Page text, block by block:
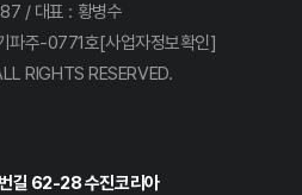
/ 대표 : 황병수
파주-0771호[사업자정보확인]
RIGHTS RESERVED.
길 62-28 수진코리아